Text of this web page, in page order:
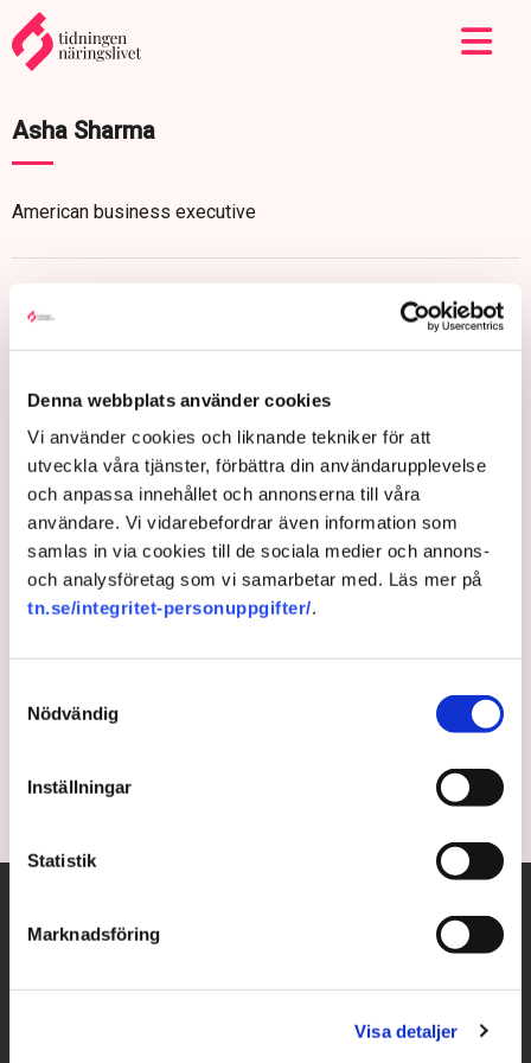
Denna webbplats använder cookies
Vi använder cookies och liknande tekniker för att
utveckla våra tjänster, förbättra din användarupplevelse
och anpassa innehållet och annonserna till våra
användare. Vi vidarebefordrar även information som
samlas in via cookies till de sociala medier och annons-
och analysföretag som vi samarbetar med. Läs mer på
tn.se/integritet-personuppgifter/.
Nödvändig
Inställningar
Statistik
Marknadsföring
Visa detaljer
Asha Sharma
American business executive
Microsoft skär bort 4 800
tjänster
York-börsen och kapar 4 800 tjänster för att sänka
1 month ago |